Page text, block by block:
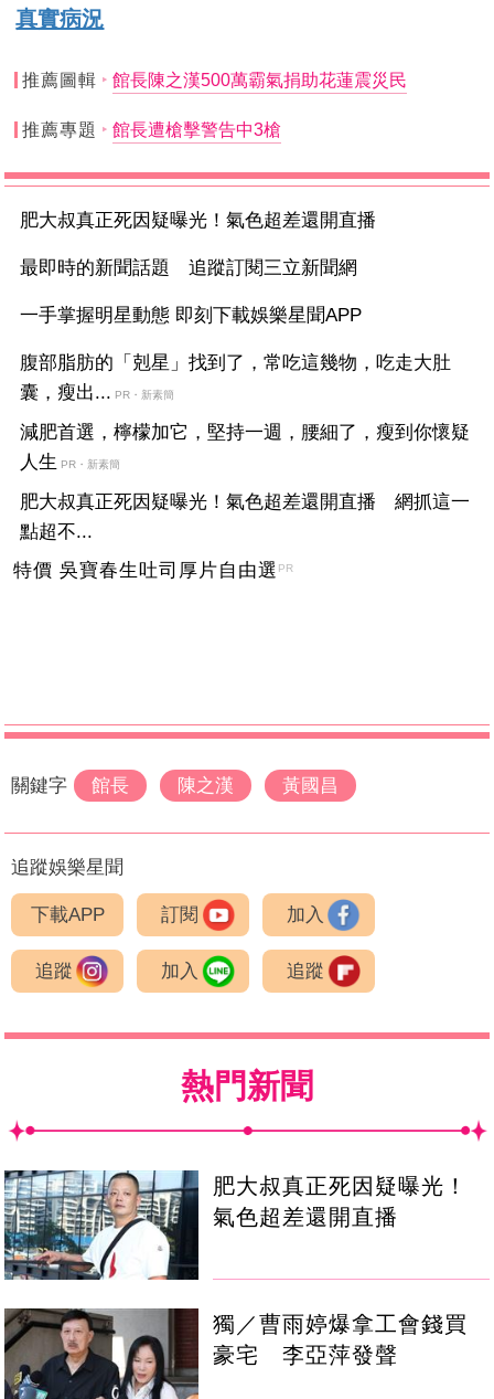
真實病況
推薦圖輯 館長陳之漢500萬霸氣捐助花蓮震災民
推薦專題 館長遭槍擊警告中3槍
肥大叔真正死因疑曝光！氣色超差還開直播
最即時的新聞話題 追蹤訂閱三立新聞網
一手掌握明星動態 即刻下載娛樂星聞APP
腹部脂肪的「剋星」找到了，常吃這幾物，吃走大肚
囊，瘦出... PR・新素簡
減肥首選，檸檬加它，堅持一週，腰細了，瘦到你懷疑
人生 PR・新素簡
肥大叔真正死因疑曝光！氣色超差還開直播 網抓這一
點超不...
特價 吳寶春生吐司厚片自由選 PR
關鍵字 館長 陳之漢 黃國昌
追蹤娛樂星聞
下載APP 訂閱 加入
追蹤 加入 追蹤
熱門新聞
肥大叔真正死因疑曝光！
氣色超差還開直播
獨／曹雨婷爆拿工會錢買
豪宅 李亞萍發聲